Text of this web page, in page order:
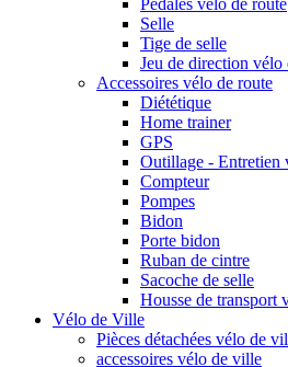
Pédales vélo de route
Selle
Tige de selle
Jeu de direction vélo
Accessoires vélo de route
Diététique
Home trainer
GPS
Outillage - Entretien
Compteur
Pompes
Bidon
Porte bidon
Ruban de cintre
Sacoche de selle
Housse de transport
Vélo de Ville
Pièces détachées vélo de
accessoires vélo de ville